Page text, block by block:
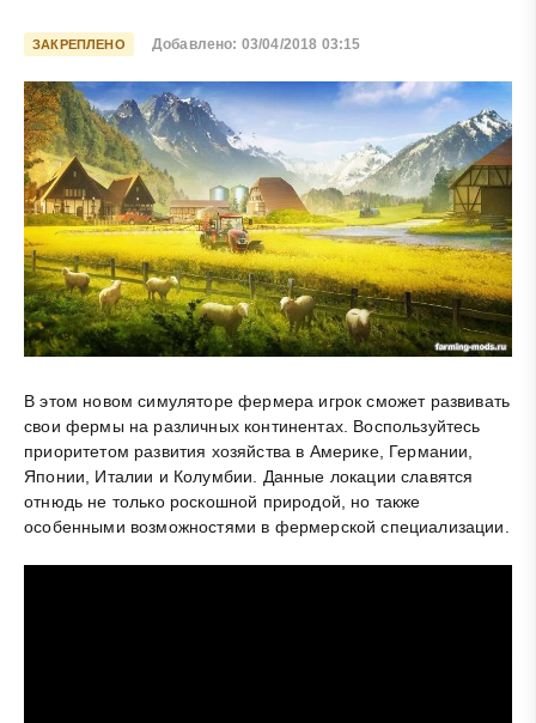
ЗАКРЕПЛЕНО Добавлено: 03/04/2018 03:15
В этом новом симуляторе фермера игрок сможет развивать
свои фермы на различных континентах. Воспользуйтесь
приоритетом развития хозяйства в Америке, Германии,
Японии, Италии и Колумбии. Данные локации славятся
отнюдь не только роскошной природой, но также
особенными возможностями в фермерской специализации.